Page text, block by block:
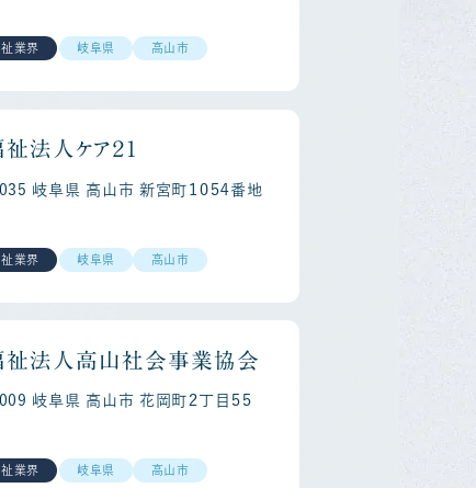
祉業界 岐阜県 高山市
法人ケア２１
岐阜県 高山市 新宮町１０５４番地
祉業界 岐阜県 高山市
祉法人高山社会事業協会
岐阜県 高山市 花岡町２丁目５５
祉業界 岐阜県 高山市